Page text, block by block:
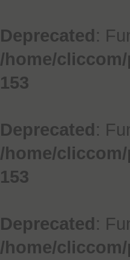
Deprecated:
/home/
153
Deprecated:
/home/
153
Deprecated:
/home/